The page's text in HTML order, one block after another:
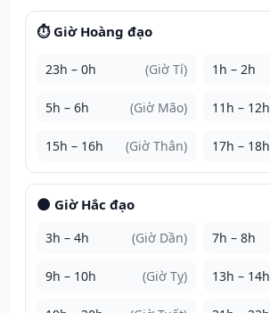
⏱️ Giờ Hoàng đạo
23h – 0h (Giờ Tí) 1h – 2h
5h – 6h (Giờ Mão) 11h – 12h
15h – 16h (Giờ Thân) 17h – 18h
🌑 Giờ Hắc đạo
3h – 4h (Giờ Dần) 7h – 8h
9h – 10h (Giờ Tỵ) 13h – 14h